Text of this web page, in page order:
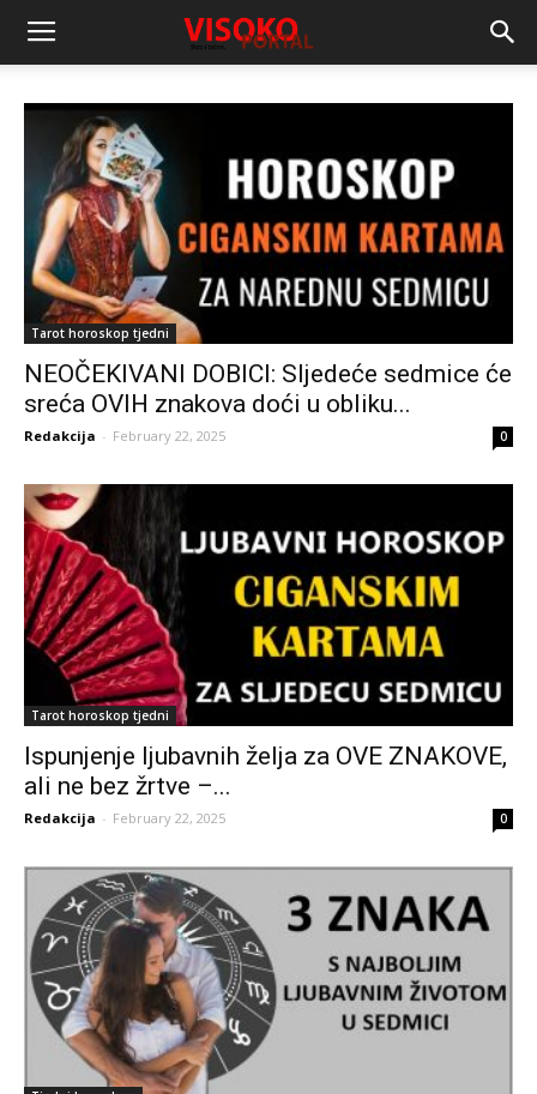
Tarot horoskop tjedni
NEOČEKIVANI DOBICI: Sljedeće sedmice će
sreća OVIH znakova doći u obliku...
Redakcija - February 22, 2025 0
Tarot horoskop tjedni
Ispunjenje ljubavnih želja za OVE ZNAKOVE,
ali ne bez žrtve –...
Redakcija - February 22, 2025 0